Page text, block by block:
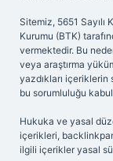
Sitemiz, 5651
Kurumu (BTK)
vermektedir. Bu
veya araştırma
yazdıkları
bu sorumluluğu kabul
Hukuka ve yasal
içerikleri,
ilgili içerikler yasal